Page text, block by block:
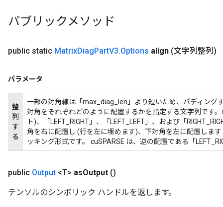
パブリックメソッド
public static MatrixDiagPartV3.Options align (文字列整列)
パラメータ
整
列
す
る
一部の対角線は「max_diag_len」より短いため、パディング
対角をそれぞれどのように配置するかを指定する文字列です
ト)、「LEFT_RIGHT」、「LEFT_LEFT」、および「
角を右に配置し (行を左に埋めます)、下対角を左に配置しま
ッキング形式です。 cuSPARSE は、逆の配置である「
public Output <T> asOutput ()
テンソルのシンボリック ハンドルを返します。